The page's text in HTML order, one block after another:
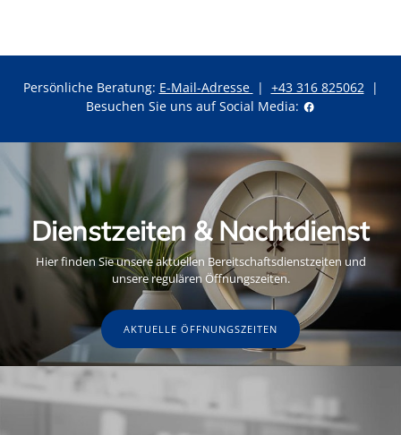
Persönliche Beratung: E-Mail-Adresse | +43 316 825062|
Besuchen Sie uns auf Social Media:
Dienstzeiten & Nachtdienst
Hier finden Sie unsere aktuellen Bereitschaftsdienstzeiten und
unsere regulären Öffnungszeiten.
AKTUELLE ÖFFNUNGSZEITEN